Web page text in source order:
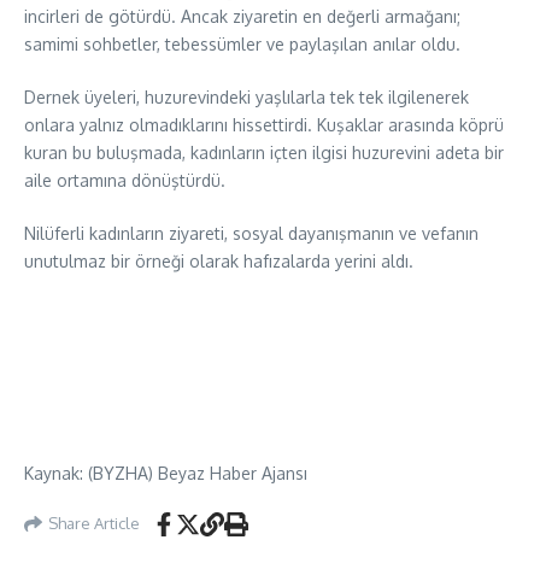
incirleri de götürdü. Ancak ziyaretin en değerli armağanı;
samimi sohbetler, tebessümler ve paylaşılan anılar oldu.
Dernek üyeleri, huzurevindeki yaşlılarla tek tek ilgilenerek
onlara yalnız olmadıklarını hissettirdi. Kuşaklar arasında köprü
kuran bu buluşmada, kadınların içten ilgisi huzurevini adeta bir
aile ortamına dönüştürdü.
Nilüferli kadınların ziyareti, sosyal dayanışmanın ve vefanın
unutulmaz bir örneği olarak hafızalarda yerini aldı.
Kaynak: (BYZHA) Beyaz Haber Ajansı
Share Article